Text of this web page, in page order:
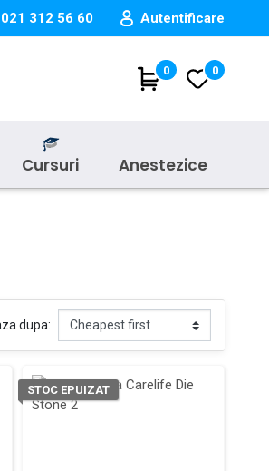
021 312 56 60 Autentificare
0) 0
Cursuri Anestezice
dupa:
STOC EPUIZAT